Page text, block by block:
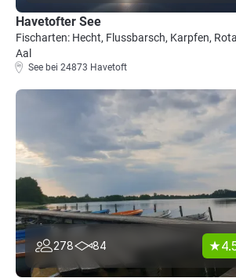
Havetofter See
Fischarten: Hecht, Flussbarsch, Karpfen,
Aal
See bei 24873 Havetoft
278 84